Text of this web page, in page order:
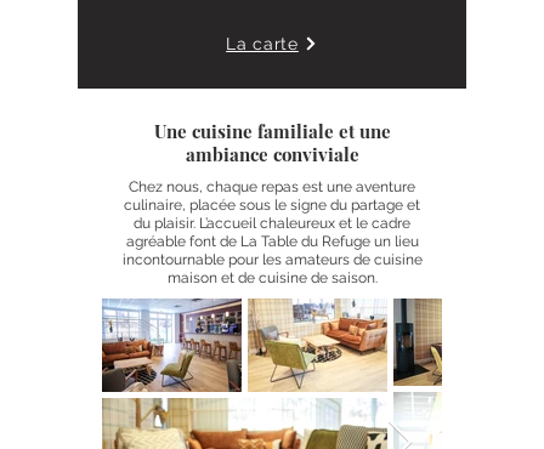
La carte
Une cuisine familiale et une
ambiance conviviale
Chez nous, chaque repas est une aventure
culinaire, placée sous le signe du partage et
du plaisir. L’accueil chaleureux et le cadre
agréable font de La Table du Refuge un lieu
incontournable pour les amateurs de cuisine
maison et de cuisine de saison.